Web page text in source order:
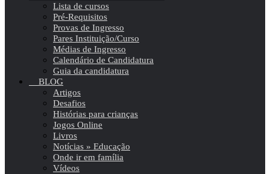
Lista de cursos
Pré-Requisitos
Provas de Ingresso
Pares Instituição/Curso
Médias de Ingresso
Calendário de Candidatura
Guia da candidatura
BLOG
Artigos
Desafios
Histórias para crianças
Jogos Online
Livros
Notícias » Educação
Onde ir em família
Vídeos